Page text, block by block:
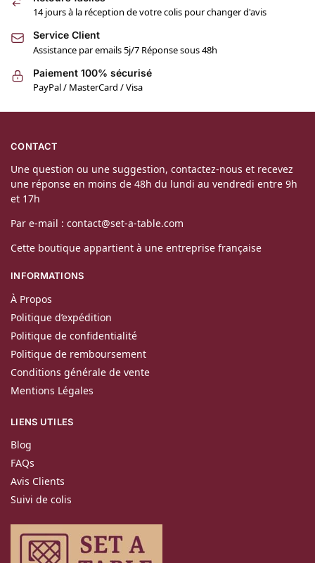
14 jours à la réception de votre colis pour changer d'avis
Service Client
Assistance par emails 5j/7 Réponse sous 48h
Paiement 100% sécurisé
PayPal / MasterCard / Visa
CONTACT
Une question ou une suggestion, contactez-nous et recevez
une réponse en moins de 48h du lundi au vendredi entre 9h
et 17h
Par e-mail : contact@set-a-table.com
Cette boutique appartient à une entreprise française
INFORMATIONS
À Propos
Politique d’expédition
Politique de confidentialité
Politique de remboursement
Conditions générale de vente
Mentions Légales
LIENS UTILES
Blog
FAQs
Avis Clients
Suivi de colis